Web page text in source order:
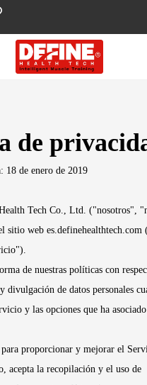
de
18 de enero de 2019
Tech Co., Ltd. ("nosotros",
sitio web es.definehealthtech.com
de nuestras políticas con
divulgación de datos personales
y las opciones que ha asociado
para proporcionar y mejorar el
acepta la recopilación y el uso de